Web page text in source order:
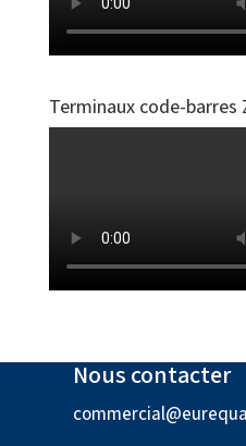
Terminaux code-barres
Nous contacter